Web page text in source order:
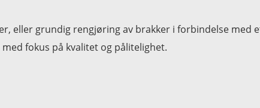
eller grundig rengjøring av brakker i forbindelse med
fokus på kvalitet og pålitelighet.